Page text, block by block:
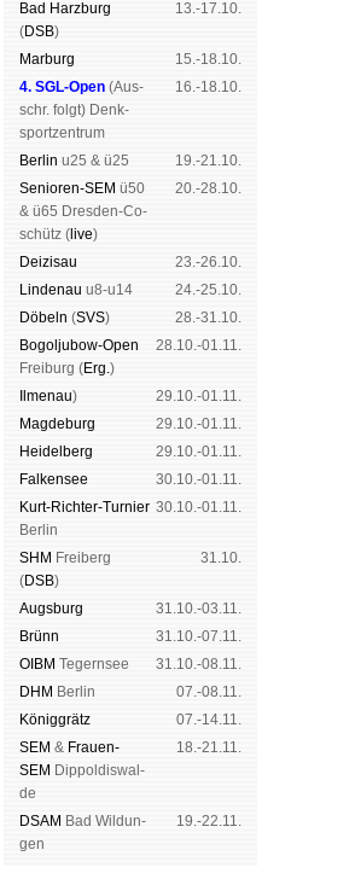
Bad Harz­burg
(DSB)
13.-17.10.
Mar­burg
15.-18.10.
4. SGL-Open (Aus­
schr. folgt) Denk­
sport­zen­trum
16.-18.10.
Ber­lin u25 & ü25
19.-21.10.
Senioren-SEM ü50
& ü65 Dres­den-Co­
schütz ( live)
20.-28.10.
Dei­zi­sau
23.-26.10.
Lin­de­nau u8-u14
24.-25.10.
Dö­beln (SVS)
28.-31.10.
Bogoljubow-Open
Frei­burg (Erg.)
28.10.-01.11.
Il­me­nau)
29.10.-01.11.
Mag­de­burg
29.10.-01.11.
Hei­del­berg
29.10.-01.11.
Fal­ken­see
30.10.-01.11.
Kurt-Rich­ter-Tur­nier
Ber­lin
30.10.-01.11.
SHM Frei­berg
(DSB)
31.10.
Augs­burg
31.10.-03.11.
Brünn
31.10.-07.11.
OIBM Tegern­see
31.10.-08.11.
DHM Ber­lin
07.-08.11.
König­grätz
07.-14.11.
SEM & Frauen-
SEM Dip­pol­dis­wal­
de
18.-21.11.
DSAM Bad Wil­dun­
gen
19.-22.11.